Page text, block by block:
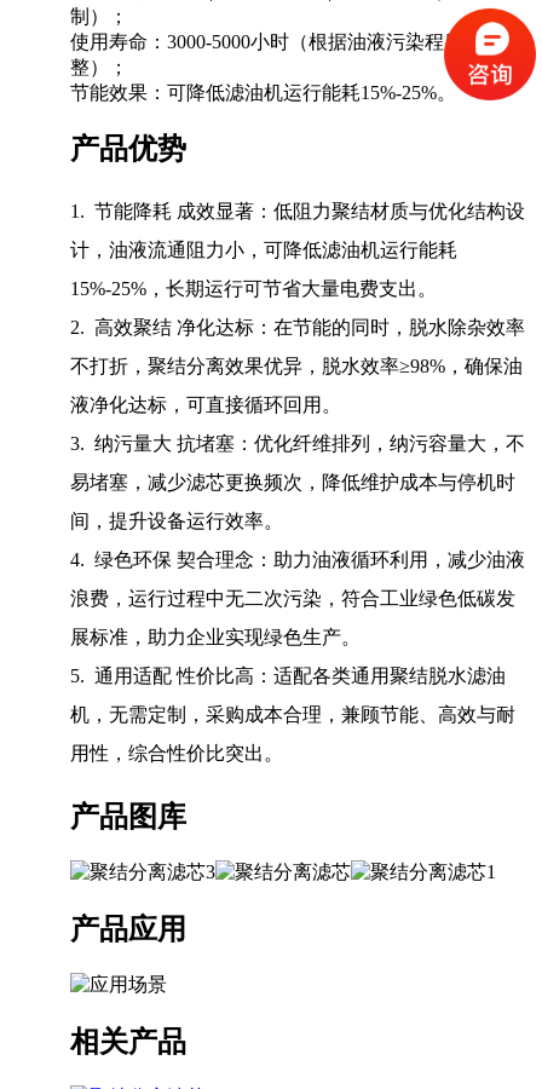
制）；
使用寿命：3000-5000小时（根据油液污染程度调
整）；
节能效果：可降低滤油机运行能耗15%-25%。
产品优势
1. 节能降耗 成效显著：低阻力聚结材质与优化结构设
计，油液流通阻力小，可降低滤油机运行能耗
15%-25%，长期运行可节省大量电费支出。
2. 高效聚结 净化达标：在节能的同时，脱水除杂效率
不打折，聚结分离效果优异，脱水效率≥98%，确保油
液净化达标，可直接循环回用。
3. 纳污量大 抗堵塞：优化纤维排列，纳污容量大，不
易堵塞，减少滤芯更换频次，降低维护成本与停机时
间，提升设备运行效率。
4. 绿色环保 契合理念：助力油液循环利用，减少油液
浪费，运行过程中无二次污染，符合工业绿色低碳发
展标准，助力企业实现绿色生产。
5. 通用适配 性价比高：适配各类通用聚结脱水滤油
机，无需定制，采购成本合理，兼顾节能、高效与耐
用性，综合性价比突出。
产品图库
产品应用
相关产品